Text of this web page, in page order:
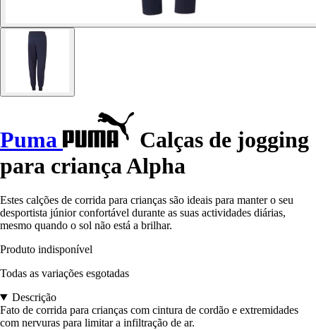
Puma
Calças de jogging
para criança Alpha
Estes calções de corrida para crianças são ideais para manter o seu
desportista júnior confortável durante as suas actividades diárias,
mesmo quando o sol não está a brilhar.
Produto indisponível
Todas as variações esgotadas
Descrição
Fato de corrida para crianças com cintura de cordão e extremidades
com nervuras para limitar a infiltração de ar.